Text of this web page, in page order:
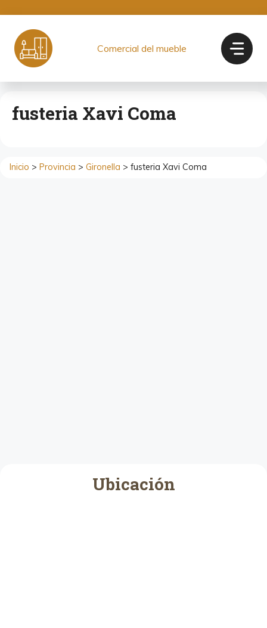
contenido
Comercial del mueble
fusteria Xavi Coma
Inicio > Provincia > Gironella > fusteria Xavi Coma
Ubicación